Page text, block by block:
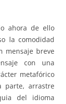
ahora de ello
la comodidad
mensaje breve
con una
metafórico
parte, arrastre
del idioma